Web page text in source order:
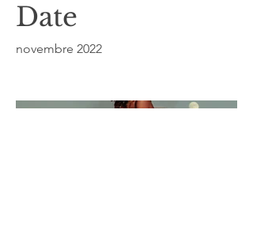
Date
novembre 2022